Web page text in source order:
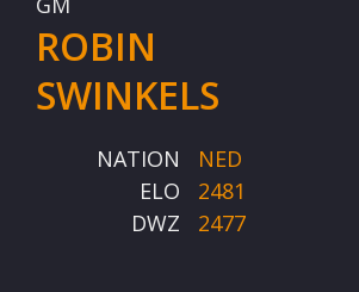
ROBIN
SWINKELS
NATION
NED
ELO
2481
DWZ
2477